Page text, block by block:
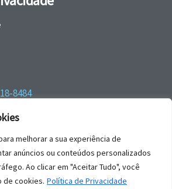
melhorar a sua experiência de
anúncios ou conteúdos personalizados
Ao clicar em "Aceitar Tudo", você
de cookies. Política de Privacidade
8484
99118-8484